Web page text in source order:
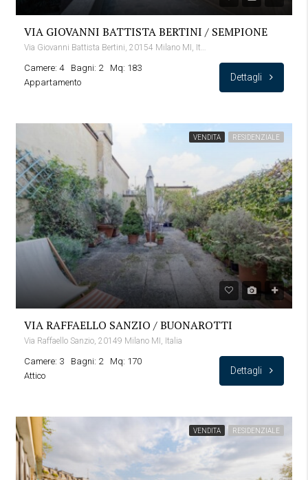
VIA GIOVANNI BATTISTA BERTINI / SEMPIONE
Camere: 4 Bagni: 2
Mq: 183
Appartamento
Dettagli
VENDITA RESIDENZIALE
VIA RAFFAELLO SANZIO / BUONAROTTI
Via Raffaello Sanzio, 20149 Milano MI, Italia
Camere: 3 Bagni: 2
Mq: 170
Attico
Dettagli
VENDITA RESIDENZIALE